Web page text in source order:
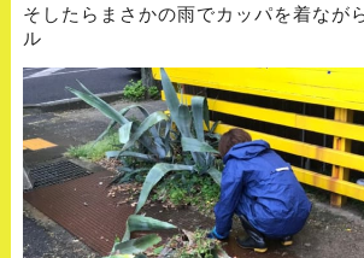
そしたらまさかの雨でカッパを着なが
ル